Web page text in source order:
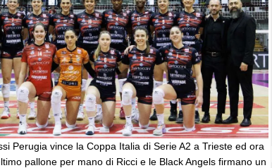
Perugia vince la Coppa Italia di Serie A2 a Trieste ed ora
pallone per mano di Ricci e le Black Angels firmano un